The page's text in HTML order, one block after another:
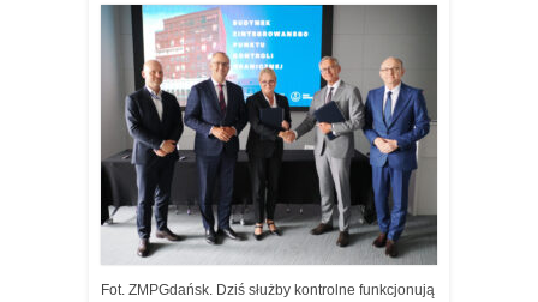
Fot. ZMPGdańsk. Dziś służby kontrolne funkcjonują